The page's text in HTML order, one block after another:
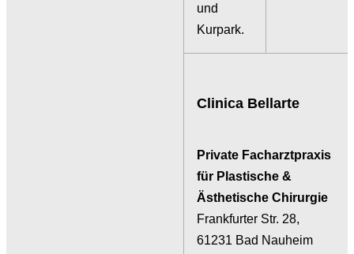
und
Kurpark.
Clinica Bellarte
Private Facharztpraxis
für Plastische &
Ästhetische Chirurgie
Frankfurter Str. 28,
61231 Bad Nauheim